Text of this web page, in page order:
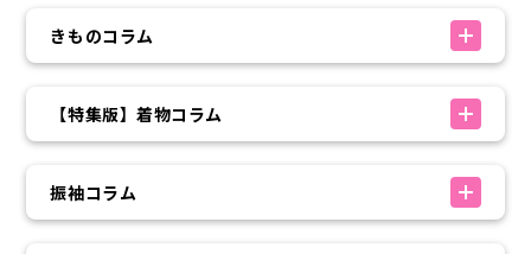
きものコラム
【特集版】着物コラム
振袖コラム